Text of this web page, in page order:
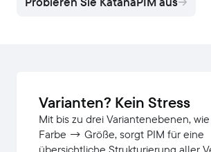
Varianten? Kein Stress
Mit bis zu drei Variantenebenen,
Farbe → Größe, sorgt PIM für eine